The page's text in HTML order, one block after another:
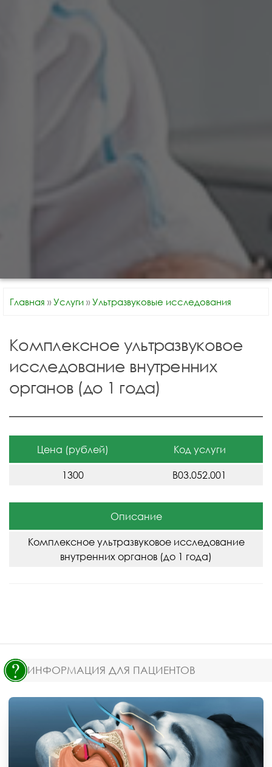
Главная » Услуги » Ультразвуковые исследования
Комплексное ультразвуковое
исследование внутренних
органов (до 1 года)
Цена (рублей) Код услуги
1300 B03.052.001
Описание
Комплексное ультразвуковое исследование
внутренних органов (до 1 года)
ИНФОРМАЦИЯ ДЛЯ ПАЦИЕНТОВ